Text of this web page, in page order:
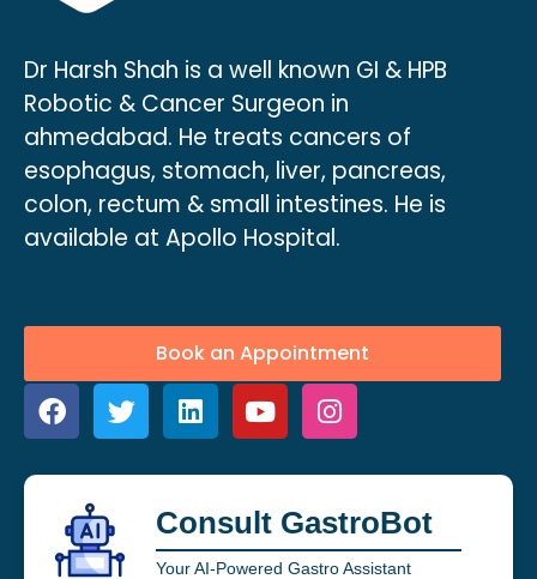
Dr Harsh Shah is a well known GI & HPB
Robotic & Cancer Surgeon in
ahmedabad. He treats cancers of
esophagus, stomach, liver, pancreas,
colon, rectum & small intestines. He is
available at Apollo Hospital.
Book an Appointment
Consult GastroBot
Your AI-Powered Gastro Assistant